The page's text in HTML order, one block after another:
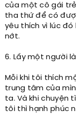
của một cô gái
tha thứ để có
yêu thích vì lúc
nớt.
6. Lấy một người
Mỗi khi tôi thích
trung tâm của
ta. Và khi chuyện
tôi thì hạnh phúc